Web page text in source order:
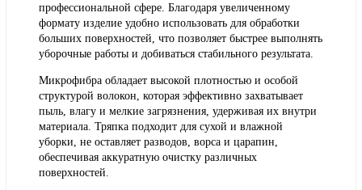
профессиональной сфере. Благодаря увеличенному
формату изделие удобно использовать для обработки
больших поверхностей, что позволяет быстрее выполнять
уборочные работы и добиваться стабильного результата.
Микрофибра обладает высокой плотностью и особой
структурой волокон, которая эффективно захватывает
пыль, влагу и мелкие загрязнения, удерживая их внутри
материала. Тряпка подходит для сухой и влажной
уборки, не оставляет разводов, ворса и царапин,
обеспечивая аккуратную очистку различных
поверхностей.